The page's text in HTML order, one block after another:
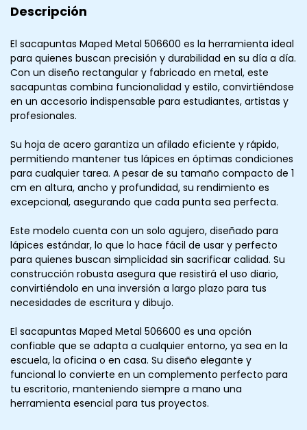
Descripción
El sacapuntas Maped Metal 506600 es la herramienta ideal
para quienes buscan precisión y durabilidad en su día a día.
Con un diseño rectangular y fabricado en metal, este
sacapuntas combina funcionalidad y estilo, convirtiéndose
en un accesorio indispensable para estudiantes, artistas y
profesionales.
Su hoja de acero garantiza un afilado eficiente y rápido,
permitiendo mantener tus lápices en óptimas condiciones
para cualquier tarea. A pesar de su tamaño compacto de 1
cm en altura, ancho y profundidad, su rendimiento es
excepcional, asegurando que cada punta sea perfecta.
Este modelo cuenta con un solo agujero, diseñado para
lápices estándar, lo que lo hace fácil de usar y perfecto
para quienes buscan simplicidad sin sacrificar calidad. Su
construcción robusta asegura que resistirá el uso diario,
convirtiéndolo en una inversión a largo plazo para tus
necesidades de escritura y dibujo.
El sacapuntas Maped Metal 506600 es una opción
confiable que se adapta a cualquier entorno, ya sea en la
escuela, la oficina o en casa. Su diseño elegante y
funcional lo convierte en un complemento perfecto para
tu escritorio, manteniendo siempre a mano una
herramienta esencial para tus proyectos.